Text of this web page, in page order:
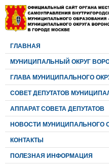
ГЛАВНАЯ
МУНИЦИПАЛЬНЫЙ ОКРУГ
ГЛАВА МУНИЦИПАЛЬНОГО
CОВЕТ ДЕПУТАТОВ
АППАРАТ СОВЕТА ДЕПУТАТОВ
НОВОСТИ МУНИЦИПАЛЬНОГО
КОНТАКТЫ
ПОЛЕЗНАЯ ИНФОРМАЦИЯ